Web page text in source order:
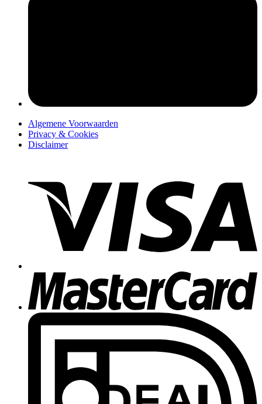
Algemene Voorwaarden
Privacy & Cookies
Disclaimer